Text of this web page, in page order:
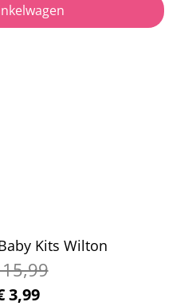
Kits Wilton
3,99